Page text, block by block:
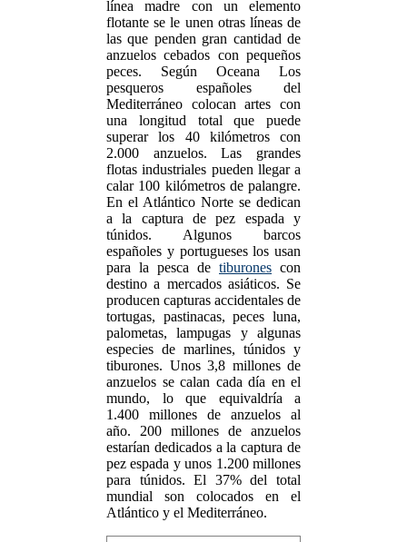
línea madre con un elemento
flotante se le unen otras líneas de
las que penden gran cantidad de
anzuelos cebados con pequeños
peces. Según Oceana Los
pesqueros españoles del
Mediterráneo colocan artes con
una longitud total que puede
superar los 40 kilómetros con
2.000 anzuelos. Las grandes
flotas industriales pueden llegar a
calar 100 kilómetros de palangre.
En el Atlántico Norte se dedican
a la captura de pez espada y
túnidos. Algunos barcos
españoles y portugueses los usan
para la pesca de tiburones con
destino a mercados asiáticos. Se
producen capturas accidentales de
tortugas, pastinacas, peces luna,
palometas, lampugas y algunas
especies de marlines, túnidos y
tiburones. Unos 3,8 millones de
anzuelos se calan cada día en el
mundo, lo que equivaldría a
1.400 millones de anzuelos al
año. 200 millones de anzuelos
estarían dedicados a la captura de
pez espada y unos 1.200 millones
para túnidos. El 37% del total
mundial son colocados en el
Atlántico y el Mediterráneo.